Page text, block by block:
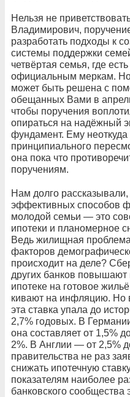
Нельзя не
Владимирович,
разработать подходы к
системы поддержки
четвёртая семья, где
официальным меркам.
может быть решена с
обещанных Вами в
чтобы поручения
опираться на надёжный
фундамент. Ему неоткуда
принципиального
она пока что
поручениям.
Нам долго
эффективных способов
молодой семьи — это
ипотеки и планомерное
Ведь жилищная
факторов
происходит на деле?
других банков повышают
ипотеке на готовое
кивают на инфляцию. Но
эта ставка упала до
2,7% годовых. В
она составляет от 1,5%
2%. В Англии — от 2,5%
правительства не раз
снижать ипотечную
показателям наиболее
банковского сообщества